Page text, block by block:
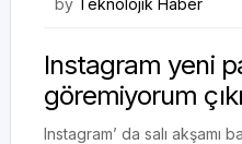
by Teknolojik Haber
Instagram yeni
göremiyorum
Instagram’ da salı akşamı